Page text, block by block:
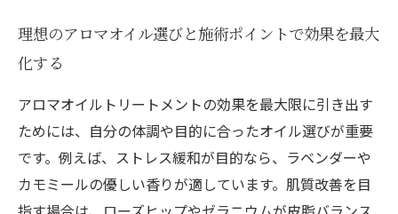
理想のアロマオイル選びと施術ポイントで効果を最大
化する
アロマオイルトリートメントの効果を最大限に引き出す
ためには、自分の体調や目的に合ったオイル選びが重要
です。例えば、ストレス緩和が目的なら、ラベンダーや
カモミールの優しい香りが適しています。肌質改善を目